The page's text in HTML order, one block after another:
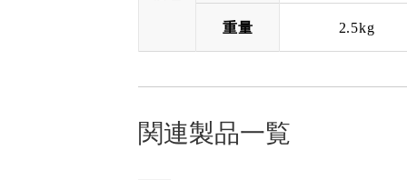
重量 2.5kg
関連製品一覧